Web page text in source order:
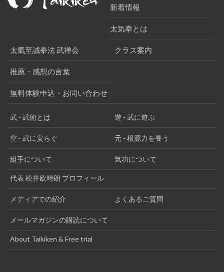
新着情報
太気拳とは
太氣至誠拳法 武禅会 クラス案内
推薦・感想の言葉
無料体験申込・お問い合わせ
武 - 武術とは 遊 - 武に遊ぶ
空 - 武に安らぐ 元 - 根源力を養う
組手について 気功について
代表 松井欧時朗 プロフィール
メディアでの紹介 よくあるご質問
メールマガジンの購読について
About Taikiken & Free trial